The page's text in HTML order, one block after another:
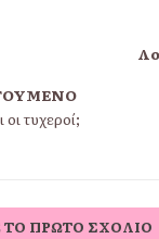
οι τυχεροί;
ΤΟ ΠΡΏΤΟ ΣΧΌΛΙΟ